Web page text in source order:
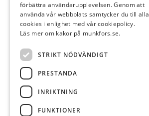
förbättra användarupplevelsen. Genom att
använda vår webbplats samtycker du till alla
cookies i enlighet med vår cookiepolicy.
Läs mer om kakor på munkfors.se.
STRIKT NÖDVÄNDIGT
PRESTANDA
INRIKTNING
FUNKTIONER